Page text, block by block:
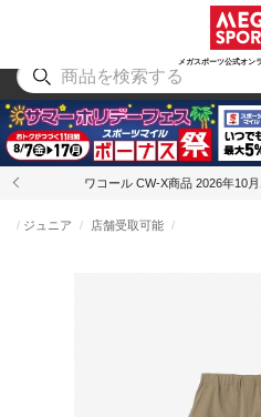
メガスポーツ公式オン
アウトドア
ワコール CW-X商品 2026年10
ジュニア 店舗受取可能